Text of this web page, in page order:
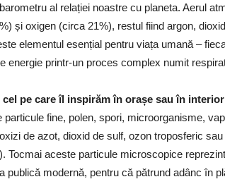
al relației noastre cu planeta. Aerul
și oxigen (circa 21%), restul fiind argon,
elementul esențial pentru viața umană –
energie printr-un proces complex numit
cel pe care îl inspirăm în orașe sau în
particule fine, polen, spori, microorganisme,
de azot, dioxid de sulf, ozon troposferic
Tocmai aceste particule microscopice
publică modernă, pentru că pătrund adânc în